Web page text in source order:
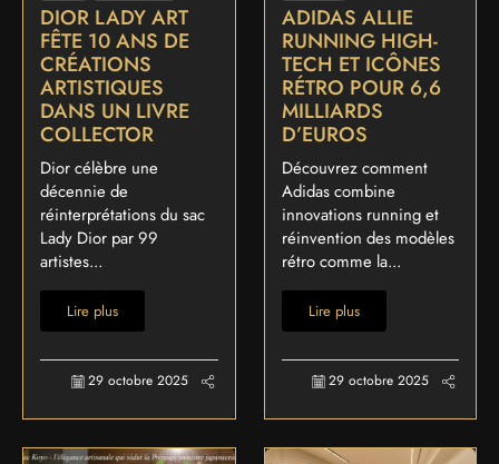
DIOR LADY ART
FÊTE 10 ANS DE
CRÉATIONS
ARTISTIQUES
DANS UN LIVRE
COLLECTOR
Dior célèbre une
décennie de
réinterprétations du sac
Lady Dior par 99
artistes...
Lire plus
29 octobre 2025
ADIDAS ALLIE
RUNNING HIGH-
TECH ET ICÔNES
RÉTRO POUR 6,6
MILLIARDS
D’EUROS
Découvrez comment
Adidas combine
innovations running et
réinvention des modèles
rétro comme la...
Lire plus
29 octobre 2025